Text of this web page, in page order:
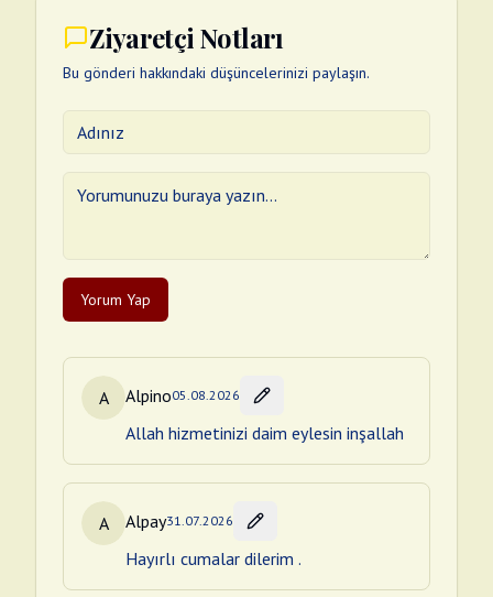
Ziyaretçi Notları
Bu gönderi hakkındaki düşüncelerinizi paylaşın.
Yorum Yap
A Alpino05.08.2026
Allah hizmetinizi daim eylesin inşallah
A Alpay31.07.2026
Hayırlı cumalar dilerim .